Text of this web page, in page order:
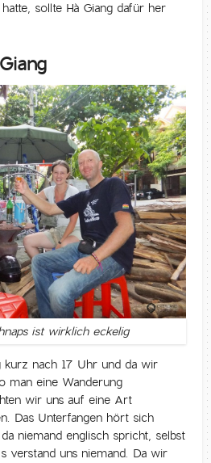
sollte Hà Giang dafür her
ist wirklich eckelig
kurz nach 17 Uhr und da wir
man eine Wanderung
wir uns auf eine Art
Das Unterfangen hört sich
niemand englisch spricht, selbst
verstand uns niemand. Da wir